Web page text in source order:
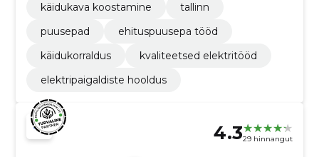
käidukava koostamine
tallinn
puusepad
ehituspuusepa tööd
käidukorraldus
kvaliteetsed elektritööd
elektripaigaldiste hooldus
4.329 hinnangut